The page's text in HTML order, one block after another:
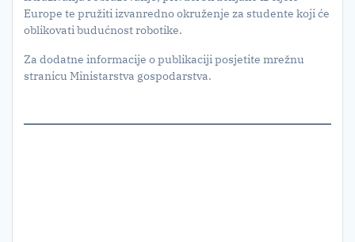
Europe te pružiti izvanredno okruženje za studente koji će
oblikovati budućnost robotike.
Za dodatne informacije o publikaciji posjetite mrežnu
stranicu Ministarstva gospodarstva.